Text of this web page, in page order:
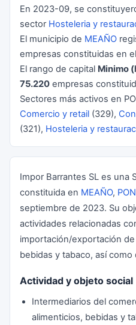
En 2023-09, se
sector Hosteleria y
El municipio de MEAÑO
empresas constituidas en
El rango de capital Minimo
75.220 empresas
Sectores más activos en
Comercio y retail (329),
(321), Hosteleria y
Impor Barrantes SL es una
constituida en MEAÑO,
septiembre de 2023. Su
actividades relacionadas
importación/exportación
bebidas y tabaco, así
Actividad y objeto social
Intermediarios del
alimenticios, bebidas y